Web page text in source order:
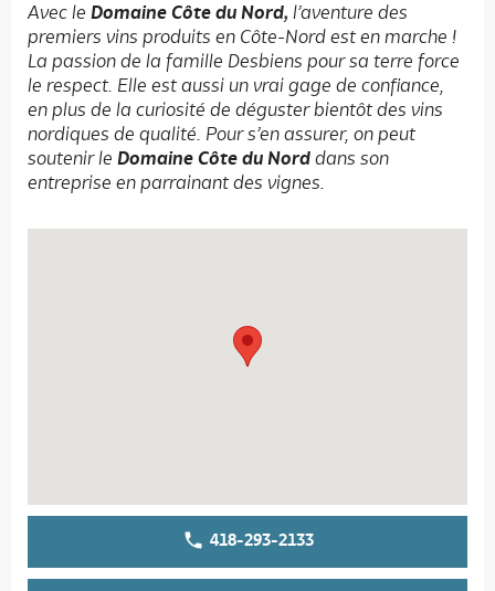
Avec le Domaine Côte du Nord, l’aventure des
premiers vins produits en Côte-Nord est en marche !
La passion de la famille Desbiens pour sa terre force
le respect. Elle est aussi un vrai gage de confiance,
en plus de la curiosité de déguster bientôt des vins
nordiques de qualité. Pour s’en assurer, on peut
soutenir le Domaine Côte du Nord dans son
entreprise en parrainant des vignes.
418-293-2133